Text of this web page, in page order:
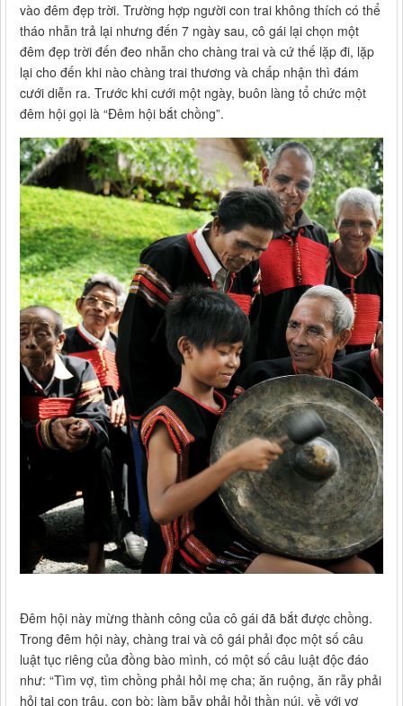
vào đêm đẹp trời. Trường hợp người con trai không thích có thể
tháo nhẫn trả lại nhưng đến 7 ngày sau, cô gái lại chọn một
đêm đẹp trời đến đeo nhẫn cho chàng trai và cứ thế lặp đi, lặp
lại cho đến khi nào chàng trai thương và chấp nhận thì đám
cưới diễn ra. Trước khi cưới một ngày, buôn làng tổ chức một
đêm hội gọi là “Đêm hội bắt chồng”.
Đêm hội này mừng thành công của cô gái đã bắt được chồng.
Trong đêm hội này, chàng trai và cô gái phải đọc một số câu
luật tục riêng của đồng bào mình, có một số câu luật độc đáo
như: “Tìm vợ, tìm chồng phải hỏi mẹ cha; ăn ruộng, ăn rẫy phải
hỏi tai con trâu, con bò; làm bẫy phải hỏi thần núi, về với vợ